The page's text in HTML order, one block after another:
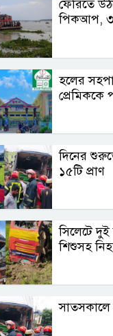
ফেরিতে
পিকআপ, ৩
হলের
প্রেমিককে
দিনের
১৫টি প্রাণ
সিলেটে
শিশুসহ